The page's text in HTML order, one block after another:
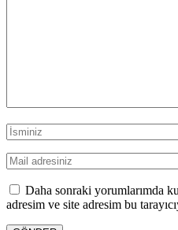
Daha sonraki yorumlarımda
adresim ve site adresim bu